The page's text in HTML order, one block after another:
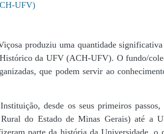
UFV)
produziu uma quantidade
da UFV (ACH-UFV). O fundo/
que podem servir ao
desde os seus primeiros
do Estado de Minas Gerais) até a
parte da história da Universidade, o